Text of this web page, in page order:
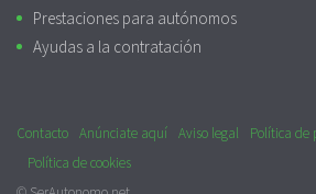
Prestaciones para autónomos
Ayudas a la contratación
Contacto Anúnciate aquí Aviso legal Política de
Política de cookies